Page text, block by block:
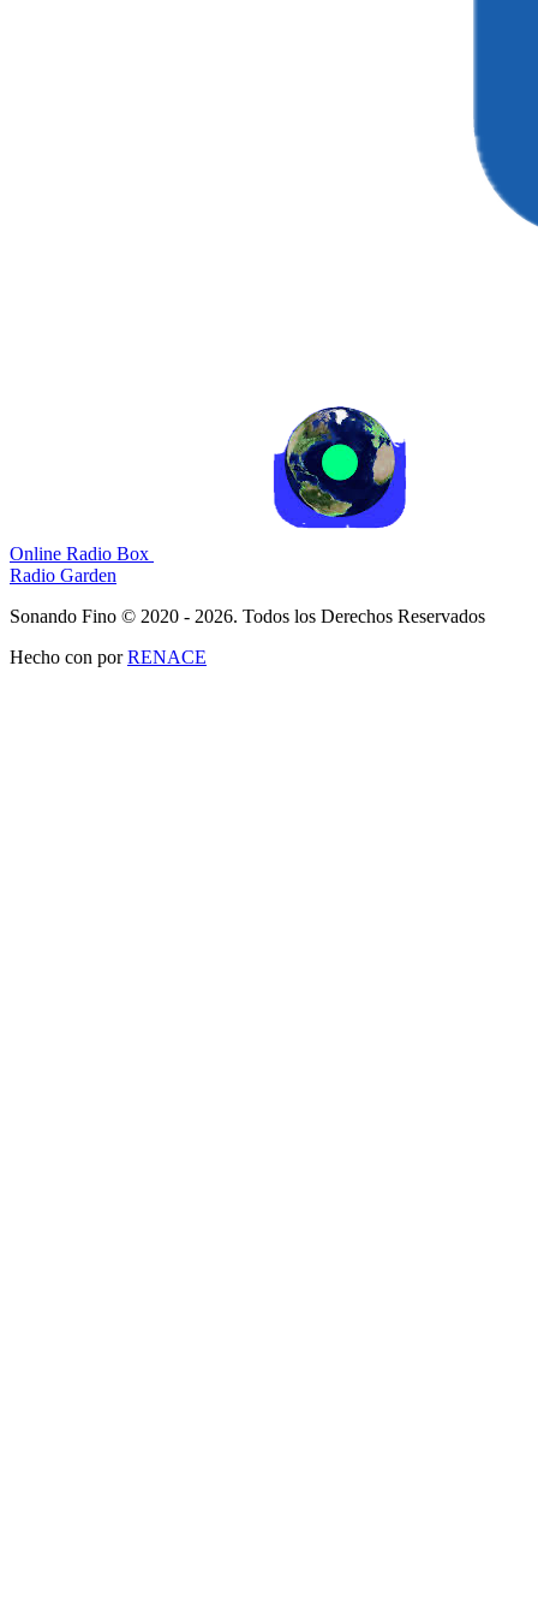
Online Radio Box
Radio Garden
Sonando Fino © 2020 - 2026. Todos los Derechos Reservados
Hecho con porRENACE